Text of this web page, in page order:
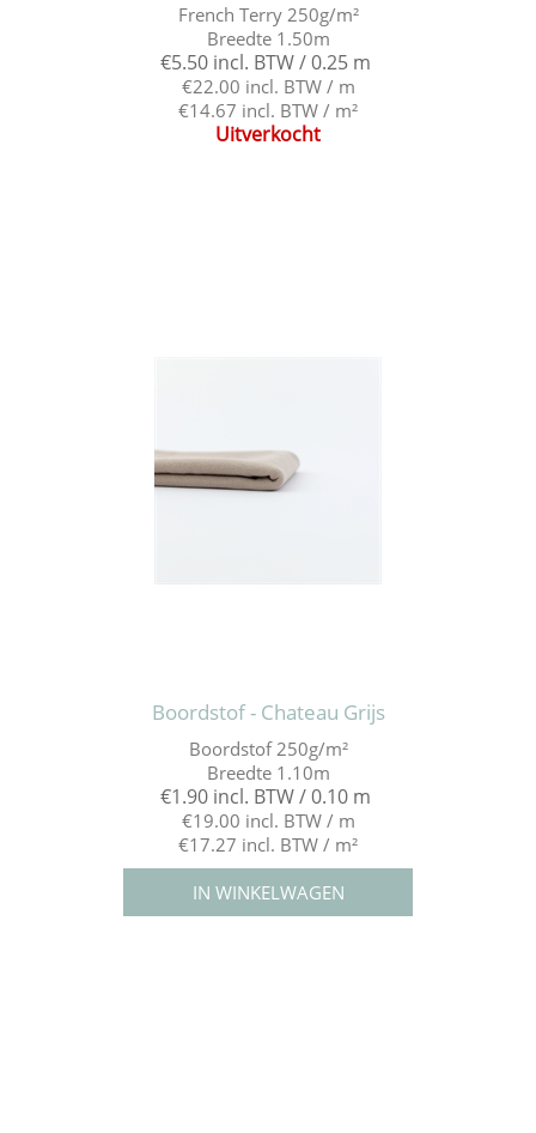
French Terry 250g/m²
Breedte 1.50m
€5.50 incl. BTW / 0.25 m
€22.00 incl. BTW / m
€14.67 incl. BTW / m²
Uitverkocht
Boordstof - Chateau Grijs
Boordstof 250g/m²
Breedte 1.10m
€1.90 incl. BTW / 0.10 m
€19.00 incl. BTW / m
€17.27 incl. BTW / m²